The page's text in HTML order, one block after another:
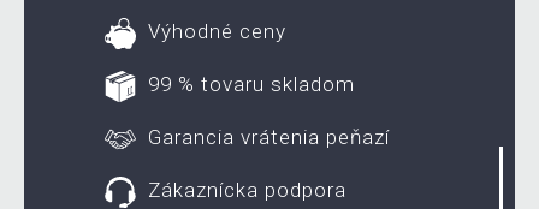
Výhodné ceny
99 % tovaru skladom
Garancia vrátenia peňazí
Zákaznícka podpora